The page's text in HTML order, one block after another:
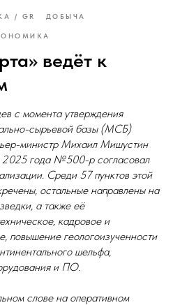
/ GR ДОБЫЧА
ведёт к
с момента утверждения
сырьевой базы (МСБ)
министр Михаил Мишустин
2025 года №500-р согласовал
Среди 57 пунктов этой
остальные направлены на
а также её
кадровое и
повышение геологоизученности
шельфа,
и ПО.
слове на оперативном